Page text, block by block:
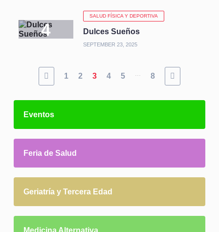
SALUD FÍSICA Y DEPORTIVA
Dulces Sueños
SEPTEMBER 23, 2025
1 2 3 4 5 8
Eventos
Feria de Salud
Geriatría y Tercera Edad
Medicina Alternativa